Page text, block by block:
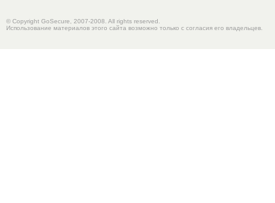
© Copyright GoSecure, 2007-2008. All rights reserved.
Использование материалов этого сайта возможно только с согласия его владельцев.